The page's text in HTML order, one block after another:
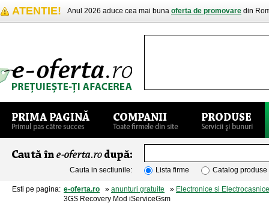
ATENTIE! Anul 2026 aduce cea mai buna oferta de promovare din
Cauta in sectiunile: Lista firme Catalog produse
Esti pe pagina: e-oferta.ro » anunturi gratuite » Electronice si Electrocasnice
3GS Recovery Mod iServiceGsm